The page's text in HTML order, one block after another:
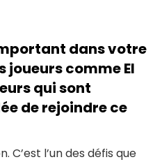
dans votre
joueurs comme El
qui sont
de rejoindre ce
C’est l’un des défis que